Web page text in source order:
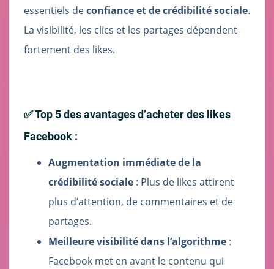
essentiels deconfiance et de crédibilité sociale.
La visibilité, les clics et les partages dépendent
fortement des likes.
✅ Top 5 des avantages d’acheter des likes
Facebook :
Augmentation immédiate de la
crédibilité sociale : Plus de likes attirent
plus d’attention, de commentaires et de
partages.
Meilleure visibilité dans l’algorithme :
Facebook met en avant le contenu qui